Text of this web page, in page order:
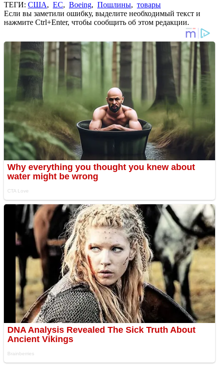
ТЕГИ: США, ЕС, Boeing, Пошлины, товары
Если вы заметили ошибку, выделите необходимый текст и
нажмите Ctrl+Enter, чтобы сообщить об этом редакции.